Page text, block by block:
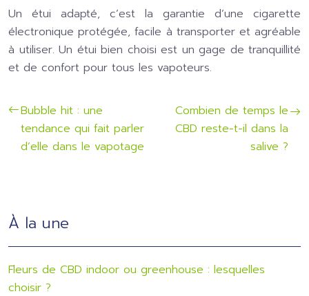
Un étui adapté, c’est la garantie d’une cigarette
électronique protégée, facile à transporter et agréable
à utiliser. Un étui bien choisi est un gage de tranquillité
et de confort pour tous les vapoteurs.
Bubble hit : une
tendance qui fait parler
d’elle dans le vapotage
Combien de temps le
CBD reste-t-il dans la
salive ?
À la une
Fleurs de CBD indoor ou greenhouse : lesquelles
choisir ?